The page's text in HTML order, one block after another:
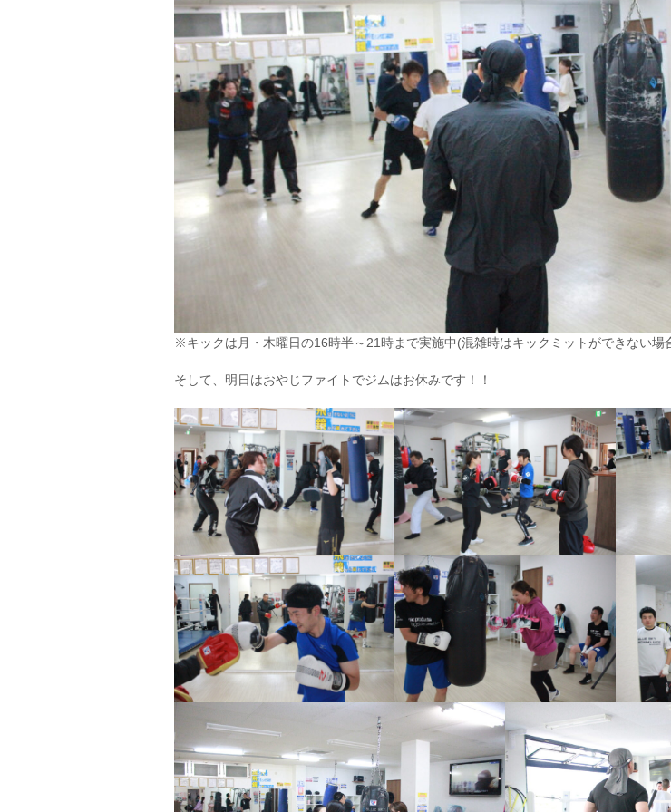
※キックは月・木曜日の16時半～21時まで実施中(混雑時はキックミットができない場
そして、明日はおやじファイトでジムはお休みです！！